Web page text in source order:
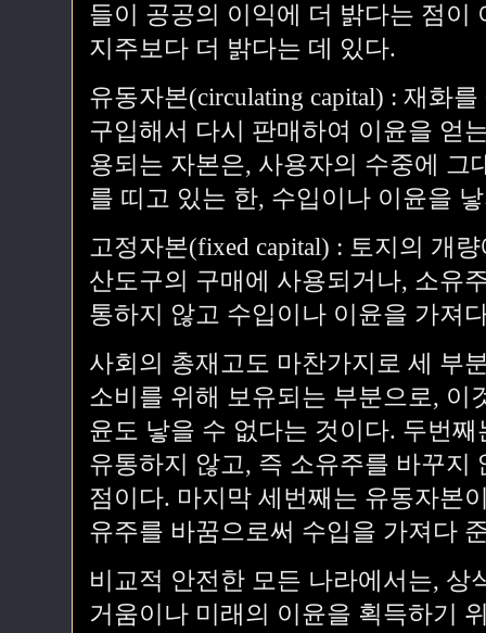
들이 공공의 이익에 더 밝다는 점이
지주보다 더 밝다는 데 있다.
유동자본(circulating capital) : 재화
구입해서 다시 판매하여 이윤을 얻
용되는 자본은, 사용자의 수중에 그
를 띠고 있는 한, 수입이나 이윤을
고정자본(fixed capital) : 토지의 개
산도구의 구매에 사용되거나, 소유
통하지 않고 수입이나 이윤을 가져
사회의 총재고도 마찬가지로 세 부
소비를 위해 보유되는 부분으로, 이
윤도 낳을 수 없다는 것이다. 두번
유통하지 않고, 즉 소유주를 바꾸지
점이다. 마지막 세번째는 유동자본
유주를 바꿈으로써 수입을 가져다
비교적 안전한 모든 나라에서는, 상
거움이나 미래의 이윤을 획득하기